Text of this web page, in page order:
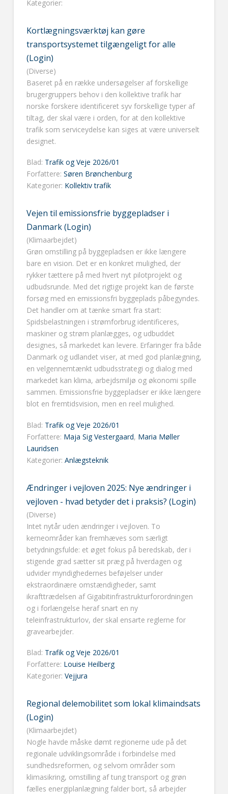
Kategorier:
Kortlægningsværktøj kan gøre
transportsystemet tilgængeligt for alle
(Login)
(Diverse)
Baseret på en række undersøgelser af forskellige
brugergruppers behov i den kollektive trafik har
norske forskere identificeret syv forskellige typer af
tiltag, der skal være i orden, for at den kollektive
trafik som serviceydelse kan siges at være universelt
designet.
Blad: Trafik og Veje 2026/01
Forfattere: Søren Brønchenburg
Kategorier: Kollektiv trafik
Vejen til emissionsfrie byggepladser i
Danmark (Login)
(Klimaarbejdet)
Grøn omstilling på byggepladsen er ikke længere
bare en vision. Det er en konkret mulighed, der
rykker tættere på med hvert nyt pilotprojekt og
udbudsrunde. Med det rigtige projekt kan de første
forsøg med en emissionsfri byggeplads påbegyndes.
Det handler om at tænke smart fra start:
Spidsbelastningen i strømforbrug identificeres,
maskiner og strøm planlægges, og udbuddet
designes, så markedet kan levere. Erfaringer fra både
Danmark og udlandet viser, at med god planlægning,
en velgennemtænkt udbudsstrategi og dialog med
markedet kan klima, arbejdsmiljø og økonomi spille
sammen. Emissionsfrie byggepladser er ikke længere
blot en fremtidsvision, men en reel mulighed.
Blad: Trafik og Veje 2026/01
Forfattere: Maja Sig Vestergaard, Maria Møller
Lauridsen
Kategorier: Anlægsteknik
Ændringer i vejloven 2025: Nye ændringer i
vejloven - hvad betyder det i praksis? (Login)
(Diverse)
Intet nytår uden ændringer i vejloven. To
kerneområder kan fremhæves som særligt
betydningsfulde: et øget fokus på beredskab, der i
stigende grad sætter sit præg på hverdagen og
udvider myndighedernes beføjelser under
ekstraordinære omstændigheder, samt
ikrafttrædelsen af Gigabitinfrastrukturforordningen
og i forlængelse heraf snart en ny
teleinfrastrukturlov, der skal ensarte reglerne for
gravearbejder.
Blad: Trafik og Veje 2026/01
Forfattere: Louise Heilberg
Kategorier: Vejjura
Regional delemobilitet som lokal klimaindsats
(Login)
(Klimaarbejdet)
Nogle havde måske dømt regionerne ude på det
regionale udviklingsområde i forbindelse med
sundhedsreformen, og selvom områder som
klimasikring, omstilling af tung transport og grøn
fælles energiplanlægning falder bort, så arbejder